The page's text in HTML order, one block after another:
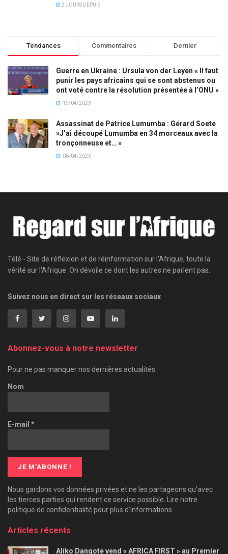
2 JOURS DEPUIS
Tendances Commentaires Dernier
Guerre en Ukraine : Ursula von der Leyen « Il faut
punir les pays africains qui se sont abstenus ou
ont voté contre la résolution présentée à l’ONU »
13/04/2023
Assassinat de Patrice Lumumba : Gérard Soete
»J’ai découpé Lumumba en 34 morceaux avec la
tronçonneuse et… »
06/04/2023
Télé - Site de réflexion et de réinformation sur l'Afrique, toute la
vérité sur l'Afrique. On dévoile ce dont les autres ne parlent pas.
Suivez nous en direct sur les réseaux sociaux
Abonnez-vous à notre newsletter
Pour ne pas manquer nos dernières actualités.
Nom
E-mail *
Nous gardons vos données privées et ne les partageons qu’avec
les tierces parties qui rendent ce service possible. Lire notre
politique de confidentialité pour plus d’informations.
Articles récents
Aliko Dangote vend « AFRICA FIRST » au Premier